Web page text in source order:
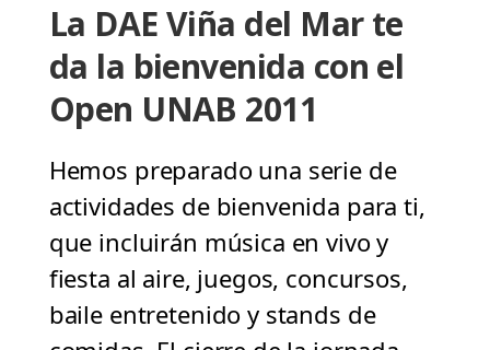
La DAE Viña del Mar te
da la bienvenida con el
Open UNAB 2011
Hemos preparado una serie de
actividades de bienvenida para ti,
que incluirán música en vivo y
fiesta al aire, juegos, concursos,
baile entretenido y stands de